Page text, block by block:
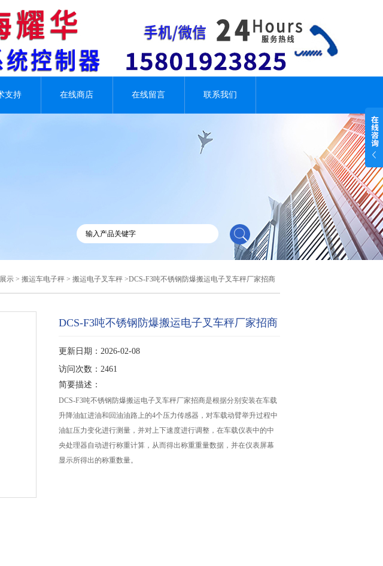
支持 在线商店 在线留言 联系我们
示 > 搬运车电子秤 > 搬运电子叉车秤 >DCS-F3吨不锈钢防爆搬运电子叉车秤厂家招商
DCS-F3吨不锈钢防爆搬运电子叉车秤厂家招商
更新日期：2026-02-08
访问次数：2461
简要描述：
DCS-F3吨不锈钢防爆搬运电子叉车秤厂家招商是根据分别安装在车载
升降油缸进油和回油油路上的4个压力传感器，对车载动臂举升过程中
油缸压力变化进行测量，并对上下速度进行调整，在车载仪表中的中
央处理器自动进行称重计算，从而得出称重重量数据，并在仪表屏幕
显示所得出的称重数量。